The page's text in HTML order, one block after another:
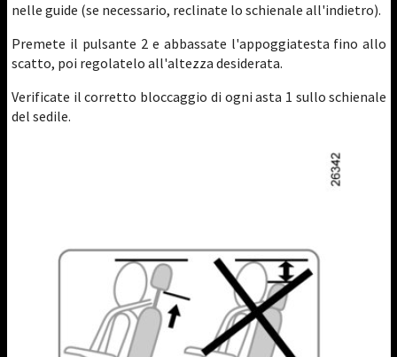
nelle guide (se necessario, reclinate lo schienale all'indietro).
Premete il pulsante 2 e abbassate l'appoggiatesta fino allo
scatto, poi regolatelo all'altezza desiderata.
Verificate il corretto bloccaggio di ogni asta 1 sullo schienale
del sedile.